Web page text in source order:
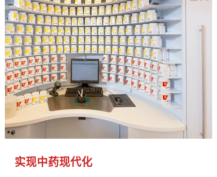
实现中药现代化